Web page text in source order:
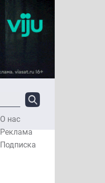
О нас
Реклама
Подписка